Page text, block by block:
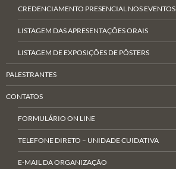
CREDENCIAMENTO PRESENCIAL NOS EVENTOS
LISTAGEM DAS APRESENTAÇÕES ORAIS
LISTAGEM DE EXPOSIÇÕES DE PÔSTERS
PALESTRANTES
CONTATOS
FORMULÁRIO ON LINE
TELEFONE DIRETO – UNIDADE CUIDATIVA
E-MAIL DA ORGANIZAÇÃO